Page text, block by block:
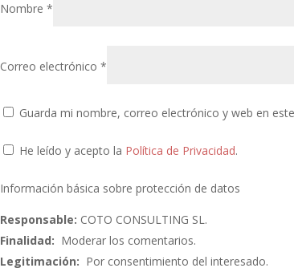
Nombre*
Correo electrónico*
Guarda mi nombre, correo electrónico y web en
He leído y acepto la Política de Privacidad.
Información básica sobre protección de datos
Responsable: COTO CONSULTING SL.
Finalidad: Moderar los comentarios.
Legitimación: Por consentimiento del interesado.